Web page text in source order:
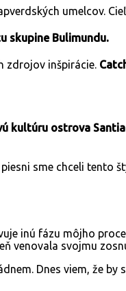
umelcov.
skupine Bulimundu.
zdrojov inšpirácie.
kultúru ostrova
sme chceli
inú fázu môjho
venovala svojmu
Dnes viem, že